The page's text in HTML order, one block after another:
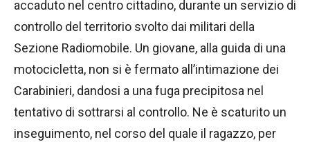
accaduto nel centro cittadino, durante un servizio di
controllo del territorio svolto dai militari della
Sezione Radiomobile. Un giovane, alla guida di una
motocicletta, non si è fermato all’intimazione dei
Carabinieri, dandosi a una fuga precipitosa nel
tentativo di sottrarsi al controllo. Ne è scaturito un
inseguimento, nel corso del quale il ragazzo, per